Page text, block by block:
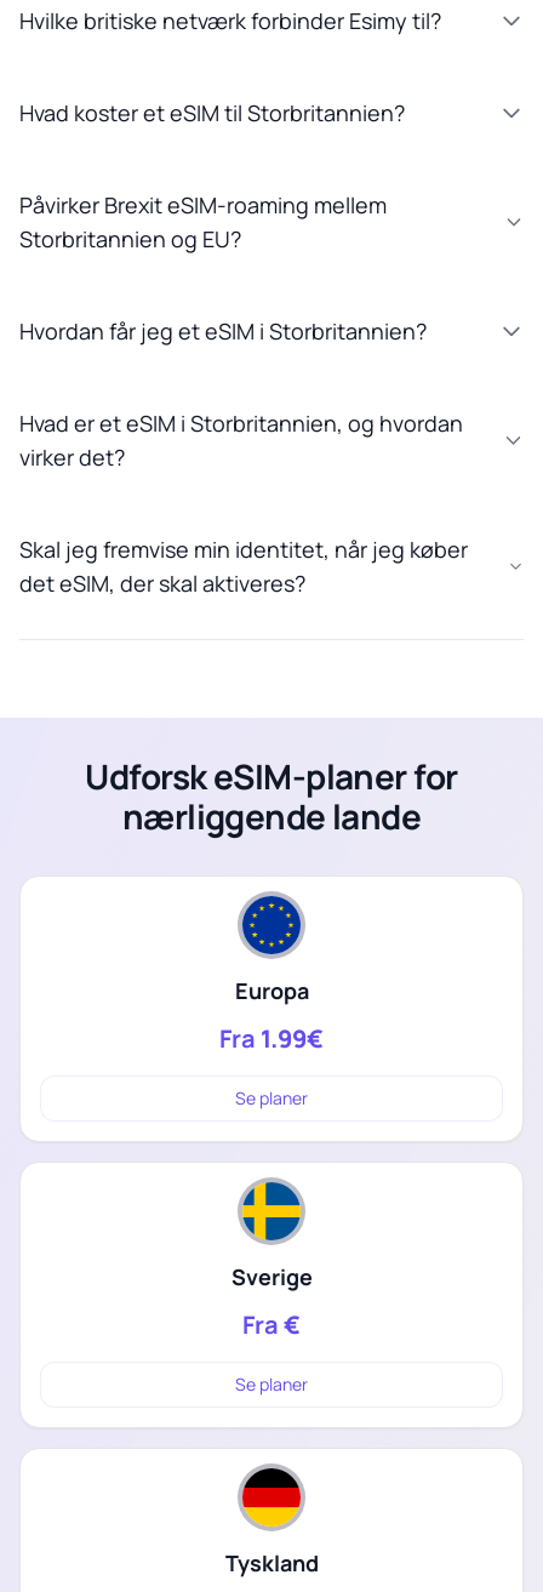
Hvilke britiske netværk forbinder Esimy til?
Hvad koster et eSIM til Storbritannien?
Påvirker Brexit eSIM-roaming mellem
Storbritannien og EU?
Hvordan får jeg et eSIM i Storbritannien?
Hvad er et eSIM i Storbritannien, og hvordan
virker det?
Skal jeg fremvise min identitet, når jeg køber
det eSIM, der skal aktiveres?
Udforsk eSIM-planer for
nærliggende lande
Europa
Fra 1.99€
Se planer
Sverige
Fra€
Se planer
Tyskland